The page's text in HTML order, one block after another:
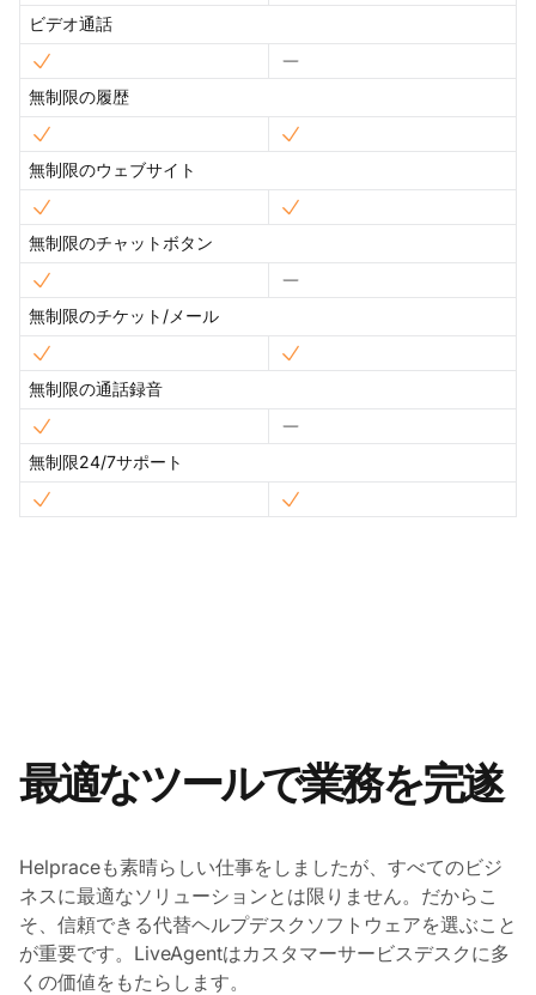
ビデオ通話
無制限の履歴
無制限のウェブサイト
無制限のチャットボタン
無制限のチケット/メール
無制限の通話録音
無制限24/7サポート
最適なツールで業務を完遂
Helpraceも素晴らしい仕事をしましたが、すべてのビジ
ネスに最適なソリューションとは限りません。だからこ
そ、信頼できる代替ヘルプデスクソフトウェアを選ぶこと
が重要です。LiveAgentはカスタマーサービスデスクに多
くの価値をもたらします。